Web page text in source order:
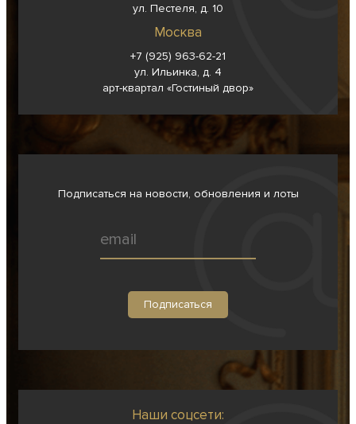
ул. Пестеля, д. 10
Москва
+7 (925) 963-62-21
ул. Ильинка, д. 4
арт-квартал «Гостиный двор»
Подписаться на новости, обновления и лоты
Наши соцсети: